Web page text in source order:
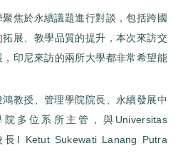
焦於永續議題進行對談，包括跨國
展、教學品質的提升，本次來訪交
印尼來訪的兩所大學都非常希望能
教授、管理學院院長、永續發展中
多位系所主管，與Universitas
長I Ketut Sukewati Lanang Putra